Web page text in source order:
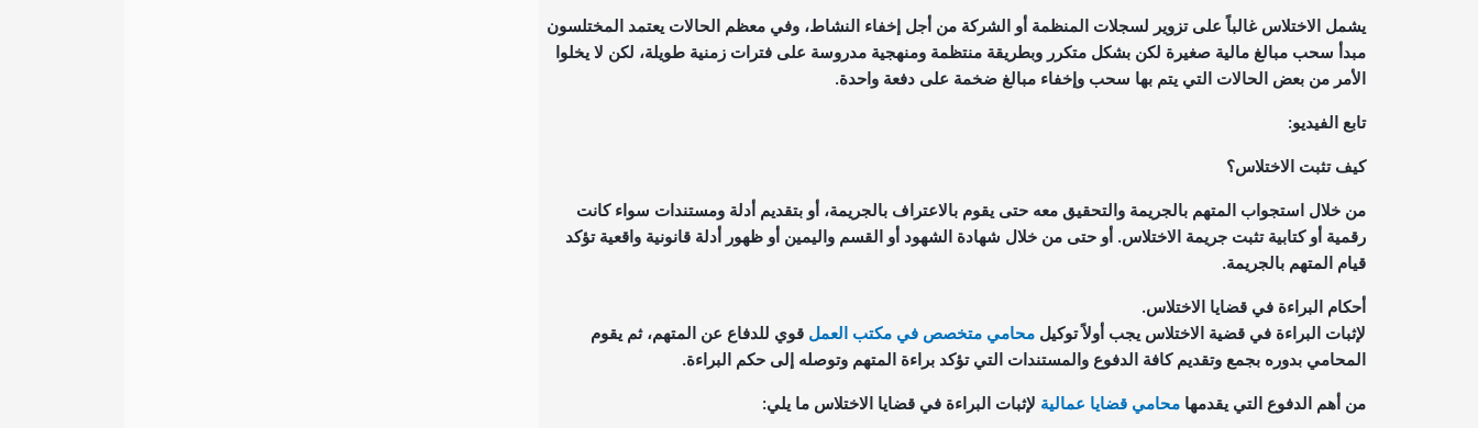
يشمل الاختلاس غالباً على تزوير لسجلات المنظمة أو الشركة من أجل إخفاء النشاط، وفي معظم الحالات يعتمد المختلسون
مبدأ سحب مبالغ مالية صغيرة لكن بشكل متكرر وبطريقة منتظمة ومنهجية مدروسة على فترات زمنية طويلة، لكن لا يخلوا
الأمر من بعض الحالات التي يتم بها سحب وإخفاء مبالغ ضخمة على دفعة واحدة.
تابع الفيديو:
كيف تثبت الاختلاس؟
من خلال استجواب المتهم بالجريمة والتحقيق معه حتى يقوم بالاعتراف بالجريمة، أو بتقديم أدلة ومستندات سواء كانت
رقمية أو كتابية تثبت جريمة الاختلاس. أو حتى من خلال شهادة الشهود أو القسم واليمين أو ظهور أدلة قانونية واقعية تؤكد
قيام المتهم بالجريمة.
أحكام البراءة في قضايا الاختلاس.
لإثبات البراءة في قضية الاختلاس يجب أولاً توكيل محامي متخصص في مكتب العمل قوي للدفاع عن المتهم، ثم يقوم
المحامي بدوره بجمع وتقديم كافة الدفوع والمستندات التي تؤكد براءة المتهم وتوصله إلى حكم البراءة.
من أهم الدفوع التي يقدمها محامي قضايا عمالية لإثبات البراءة في قضايا الاختلاس ما يلي: